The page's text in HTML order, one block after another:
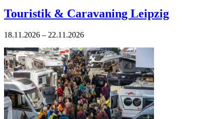
Touristik & Caravaning Leipzig
18.11.2026 – 22.11.2026